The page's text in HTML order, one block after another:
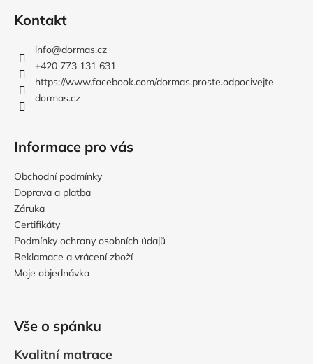
Kontakt
info@dormas.cz
+420 773 131 631
https://www.facebook.com/dormas.proste.odpocivejte
dormas.cz
Informace pro vás
Obchodní podmínky
Doprava a platba
Záruka
Certifikáty
Podmínky ochrany osobních údajů
Reklamace a vrácení zboží
Moje objednávka
Vše o spánku
Kvalitní matrace